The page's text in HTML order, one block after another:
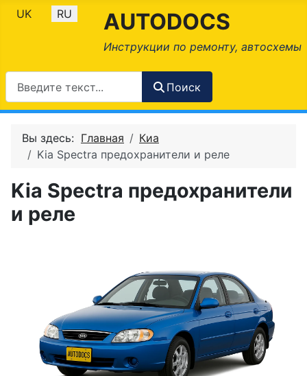
Выберите язык
UK RU AUTODOCS
Инструкции по ремонту, автосхемы
Поиск
Вы здесь: Главная
Киа
Kia Spectra предохранители и реле
Kia Spectra предохранители
и реле